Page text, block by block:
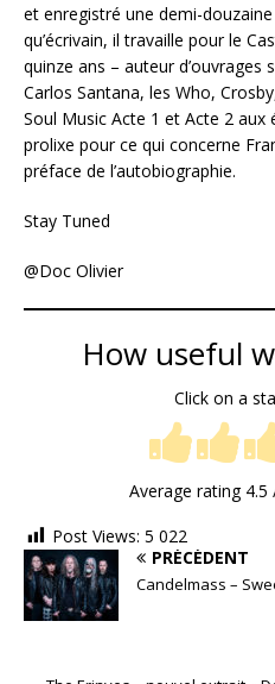
et enregistré une demi-
qu’écrivain, il travaille pour le
quinze ans – auteur d’ouvrages
Carlos Santana, les Who,
Soul Music Acte 1 et Acte 2
prolixe pour ce qui concerne
préface de l’autobiographie.
Stay Tuned
@Doc Olivier
How useful
Click on a
Average rating 4.5
Post Views: 5 022
PRÉCÉDENT
Candelmass –